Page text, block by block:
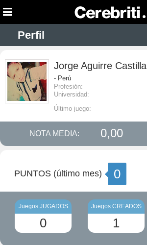
Perfil
Jorge Aguirre Castilla
- Perú
Profesión:
Universidad:
Último juego:
NOTA MEDIA: 0,00
PUNTOS (último mes) 0
Juegos JUGADOS
0
Juegos CREADOS
1